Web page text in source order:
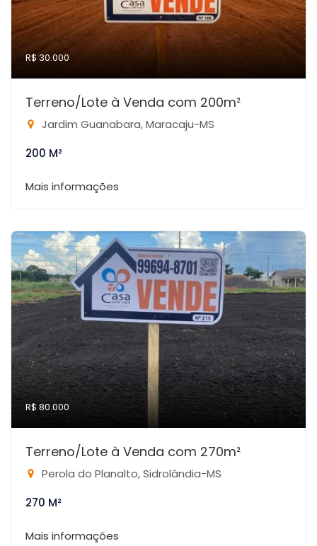
R$ 30.000
Terreno/Lote à Venda com 200m²
Jardim Guanabara, Maracaju-MS
200 M²
Mais informações
R$ 80.000
Terreno/Lote à Venda com 270m²
Perola do Planalto, Sidrolândia-MS
270 M²
Mais informações